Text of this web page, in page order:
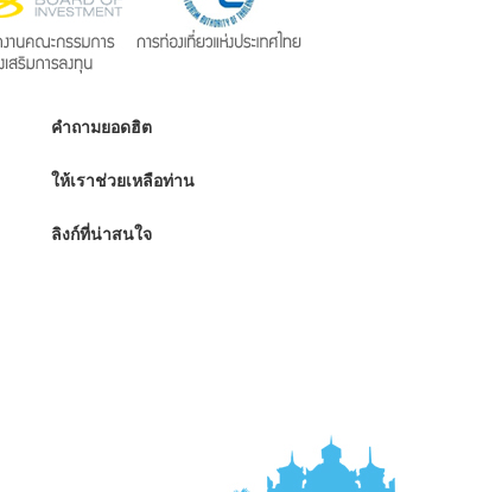
คำถามยอดฮิต
ให้เราช่วยเหลือท่าน
ลิงก์ที่น่าสนใจ